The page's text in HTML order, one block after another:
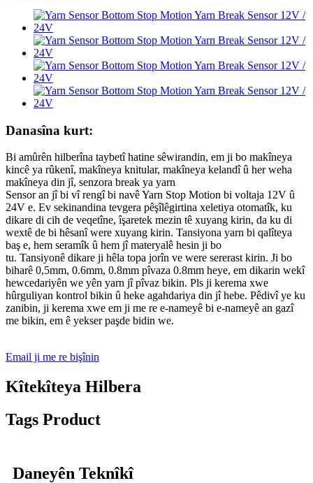
Danasîna kurt:
Bi amûrên hilberîna taybetî hatine sêwirandin, em ji bo makîneya
kincê ya rûkenî, makîneya knitular, makîneya kelandî û her weha
makîneya din jî, senzora break ya yarn
Sensor an jî bi vî rengî bi navê Yarn Stop Motion bi voltaja 12V û
24V e. Ev sekinandina tevgera pêşîlêgirtina xeletiya otomatîk, ku
dikare di cih de veqetîne, îşaretek mezin tê xuyang kirin, da ku di
wextê de bi hêsanî were xuyang kirin. Tansiyona yarn bi qalîteya
baş e, hem seramîk û hem jî materyalê hesin ji bo
tu. Tansiyonê dikare ji hêla topa jorîn ve were sererast kirin. Ji bo
biharê 0,5mm, 0.6mm, 0.8mm pîvaza 0.8mm heye, em dikarin wekî
hewcedariyên we yên yarn jî pîvaz bikin. Pls ji kerema xwe
hûrguliyan kontrol bikin û heke agahdariya din jî hebe. Pêdivî ye ku
zanibin, ji kerema xwe em ji me re e-nameyê bi e-nameyê an gazî
me bikin, em ê yekser paşde bidin we.
Email ji me re bişînin
Kîtekîteya Hilbera
Tags Product
Daneyên Teknîkî